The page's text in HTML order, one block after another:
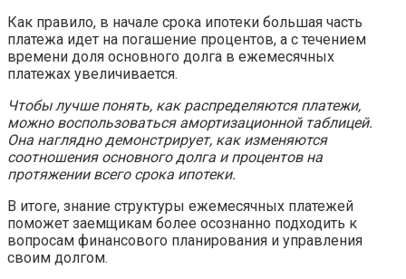
Как правило, в начале срока ипотеки большая часть
платежа идет на погашение процентов, а с течением
времени доля основного долга в ежемесячных
платежах увеличивается.
Чтобы лучше понять, как распределяются платежи,
можно воспользоваться амортизационной таблицей.
Она наглядно демонстрирует, как изменяются
соотношения основного долга и процентов на
протяжении всего срока ипотеки.
В итоге, знание структуры ежемесячных платежей
поможет заемщикам более осознанно подходить к
вопросам финансового планирования и управления
своим долгом.